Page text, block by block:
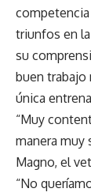
triunfos en
su
buen trabajo
única
“Muy
manera muy
Magno, el
“No